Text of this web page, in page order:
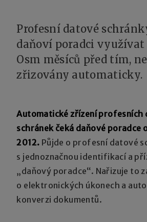
Profesní datové
daňoví poradci využívat
Osm měsíců před tím,
zřizovány automaticky.
Automatické zřízení profesních
schránek čeká daňové poradce
2012. Půjde o profesní datové
s jednoznačnou identifikací a
„daňový poradce“. Nařizuje to
o elektronických úkonech a
konverzi dokumentů.